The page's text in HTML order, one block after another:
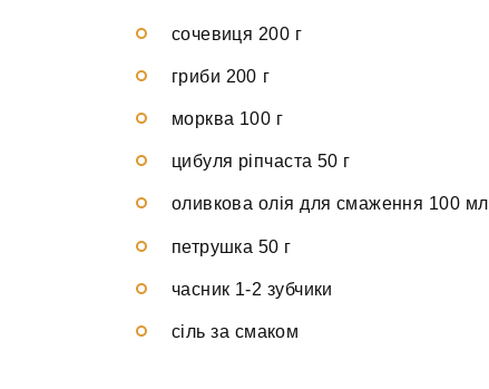
сочевиця 200 г
гриби 200 г
морква 100 г
цибуля ріпчаста 50 г
оливкова олія для смаження 100 мл
петрушка 50 г
часник 1-2 зубчики
сіль за смаком